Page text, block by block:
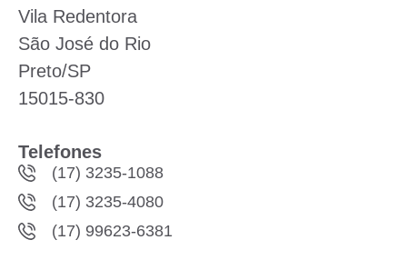
Vila Redentora
São José do Rio
Preto/SP
15015-830
Telefones
(17) 3235-1088
(17) 3235-4080
(17) 99623-6381